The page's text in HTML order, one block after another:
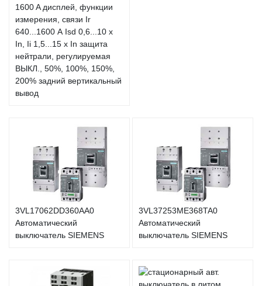
1600 A дисплей, функции
измерения, связи Ir
640...1600 А Isd 0,6...10 x
In, Ii 1,5...15 x In защита
нейтрали, регулируемая
ВЫКЛ., 50%, 100%, 150%,
200% задний вертикальный
вывод
3VL17062DD360AA0
Автоматический
выключатель SIEMENS
3VL37253ME368TA0
Автоматический
выключатель SIEMENS